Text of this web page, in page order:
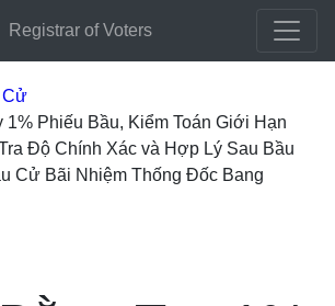
Registrar of Voters
Cử
1% Phiếu Bầu, Kiểm Toán Giới Hạn
Độ Chính Xác và Hợp Lý Sau Bầu
Cử Bãi Nhiệm Thống Đốc Bang